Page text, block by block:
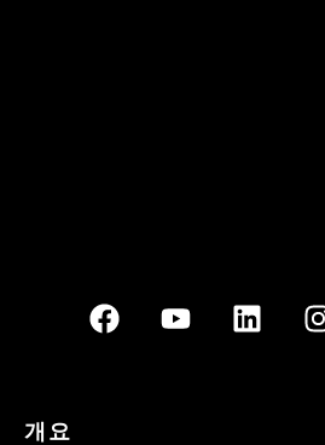
개요